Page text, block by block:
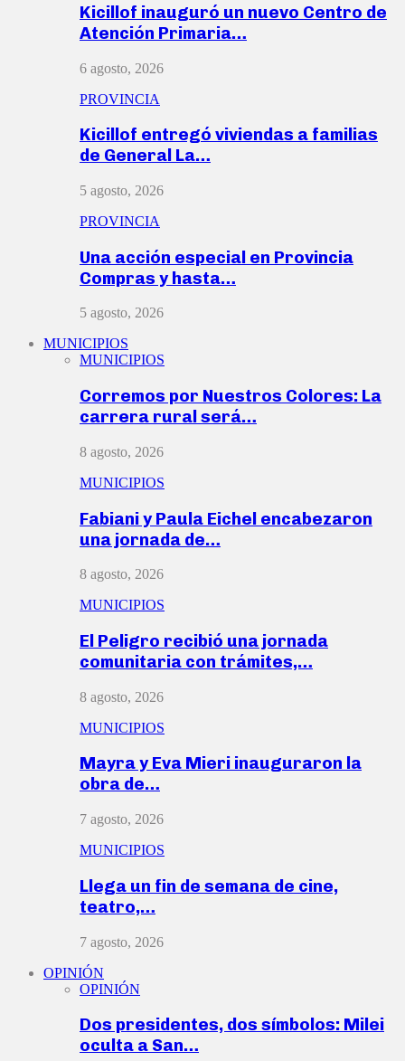
Kicillof inauguró un nuevo Centro de
Atención Primaria…
6 agosto, 2026
PROVINCIA
Kicillof entregó viviendas a familias
de General La…
5 agosto, 2026
PROVINCIA
Una acción especial en Provincia
Compras y hasta…
5 agosto, 2026
MUNICIPIOS
MUNICIPIOS
Corremos por Nuestros Colores: La
carrera rural será…
8 agosto, 2026
MUNICIPIOS
Fabiani y Paula Eichel encabezaron
una jornada de…
8 agosto, 2026
MUNICIPIOS
El Peligro recibió una jornada
comunitaria con trámites,…
8 agosto, 2026
MUNICIPIOS
Mayra y Eva Mieri inauguraron la
obra de…
7 agosto, 2026
MUNICIPIOS
Llega un fin de semana de cine,
teatro,…
7 agosto, 2026
OPINIÓN
OPINIÓN
Dos presidentes, dos símbolos: Milei
oculta a San…